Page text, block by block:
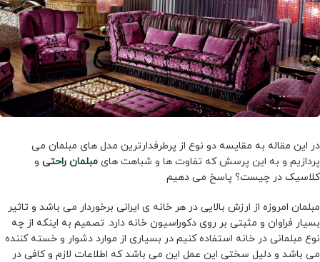
در این مقاله به مقایسه دو نوع از پرطرفدارترین مدل های مبلمان می
پردازیم و به این پرسش که تفاوت ها و شباهت های مبلمان راحتی و
کلاسیک در چیست؟ پاسخ می دهیم
مبلمان امروزه از ارزش بالایی در هر خانه ی ایرانی برخوردار می باشد و تاثیر
بسیار فراوان و مثبتی بر روی دکوراسیون خانه دارد. تصمیم به اینکه از چه
نوع مبلمانی در خانه استفاده کنیم در بسیاری از موارد دشوار و خسته کننده
می باشد و دلیل سختی این عمل این می باشد که اطلاعات لازم و کافی در